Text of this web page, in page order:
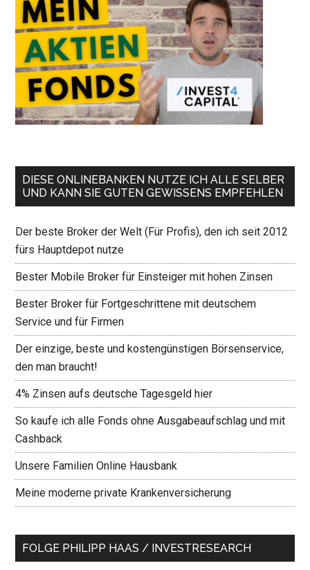
DIESE ONLINEBANKEN NUTZE ICH ALLE SELBER
UND KANN SIE GUTEN GEWISSENS EMPFEHLEN
Der beste Broker der Welt (Für Profis), den ich seit 2012
fürs Hauptdepot nutze
Bester Mobile Broker für Einsteiger mit hohen Zinsen
Bester Broker für Fortgeschrittene mit deutschem
Service und für Firmen
Der einzige, beste und kostengünstigen Börsenservice,
den man braucht!
4% Zinsen aufs deutsche Tagesgeld hier
So kaufe ich alle Fonds ohne Ausgabeaufschlag und mit
Cashback
Unsere Familien Online Hausbank
Meine moderne private Krankenversicherung
FOLGE PHILIPP HAAS / INVESTRESEARCH